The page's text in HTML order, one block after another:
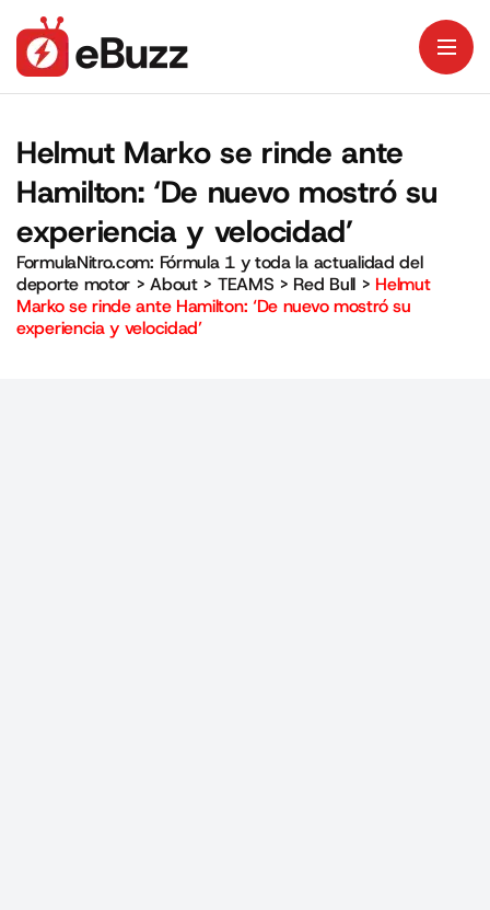
Helmut Marko se rinde ante
Hamilton: ‘De nuevo mostró su
experiencia y velocidad’
FormulaNitro.com: Fórmula 1 y toda la actualidad del
deporte motor >About> TEAMS > Red Bull > Helmut
Marko se rinde ante Hamilton: ‘De nuevo mostró su
experiencia y velocidad’